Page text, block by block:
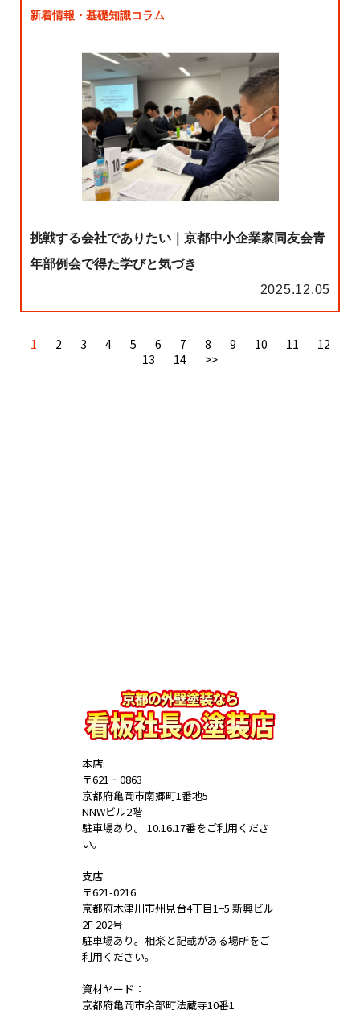
新着情報・基礎知識コラム
挑戦する会社でありたい｜京都中小企業家同友会青
年部例会で得た学びと気づき
2025.12.05
1 2 3 4 5 6 7 8 9 10 11
12
13
14 >>
本店:
〒621‐0863
京都府亀岡市南郷町1番地5
NNWビル2階
駐車場あり。 10.16.17番をご利用くださ
い。
支店:
〒621-0216
京都府木津川市州見台4丁目1−5 新興ビル
2F 202号
駐車場あり。相楽と記載がある場所をご
利用ください。
資材ヤード：
京都府亀岡市余部町法蔵寺10番1